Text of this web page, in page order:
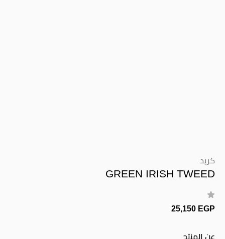
كريد
GREEN IRISH TWEED
25,150 EGP
عن المنتج